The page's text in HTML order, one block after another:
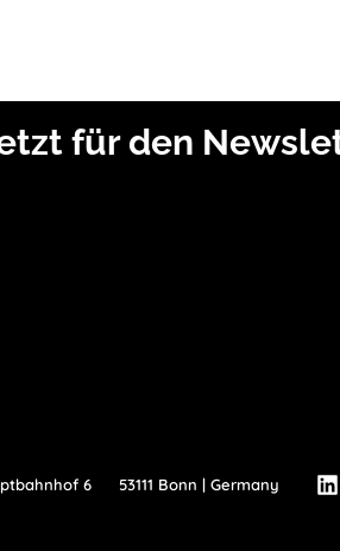
für den
6 53111 Bonn | Germany